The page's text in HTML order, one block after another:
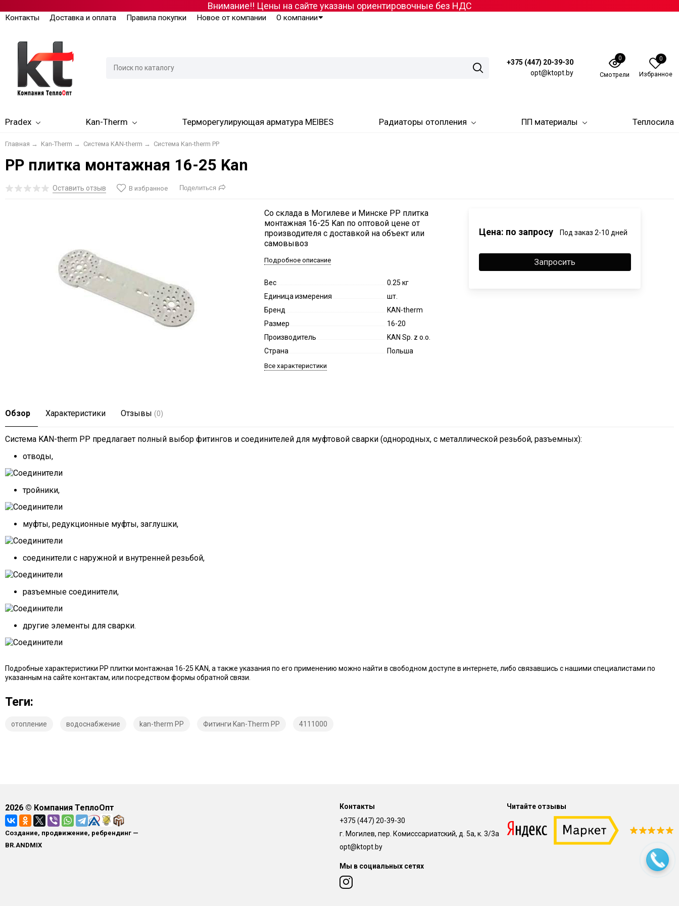
Внимание!! Цены на сайте указаны ориентировочные без НДС
Контакты Доставка и оплата Правила покупки Новое от компании О компании
+375 (447) 20-39-30
opt@ktopt.by
0
Смотрели
0
Избранное
Pradex Kan-Therm Терморегулирующая арматура MEIBES Радиаторы отопления ПП материалы Теплосила
Главная → Kan-Therm → Система KAN-therm → Система Kan-therm PP
PP плитка монтажная 16-25 Kan
Оставить отзыв В избранное Поделиться
Со склада в Могилеве и Минске PP плитка
монтажная 16-25 Kan по оптовой цене от
производителя с доставкой на объект или
самовывоз
Подробное описание
Вес
0.25 кг
Единица измерения
шт.
Бренд
KAN-therm
Размер
16-20
Производитель
KAN Sp. z o.o.
Страна
Польша
Все характеристики
Цена: по запросу Под заказ 2-10 дней
Запросить
Обзор Характеристики Отзывы (0)
Система KAN-therm PP предлагает полный выбор фитингов и соединителей для муфтовой сварки (однородных, с металлической резьбой, разъемных):
отводы,
тройники,
муфты, редукционные муфты, заглушки,
соединители с наружной и внутренней резьбой,
разъемные соединители,
другие элементы для сварки.
Подробные характеристики PP плитки монтажная 16-25 KAN, а также указания по его применению можно найти в свободном доступе в интернете, либо связавшись с нашими специалистами по
указанным на сайте контактам, или посредством формы обратной связи.
Теги:
отопление водоснабжение kan-therm PP Фитинги Kan-Therm PP 4111000
2026© Компания ТеплоОпт
Создание, продвижение, ребрендинг —
BR.ANDMIX
Контакты
+375 (447) 20-39-30
г. Могилев, пер. Комисссариатский, д. 5а, к. 3/3а
opt@ktopt.by
Мы в социальных сетях
Читайте отзывы